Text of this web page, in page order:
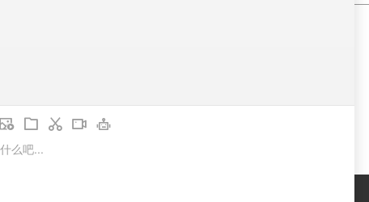
林先生：13816602720
地址：闵行区新骏环路115号B306
31011202012493号